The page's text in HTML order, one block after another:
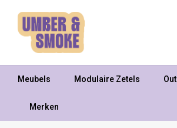
Meubels Modulaire Zetels
Merken